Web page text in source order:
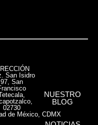
San Isidro
97, San
02730
de México, CDMX
NUESTRO
BLOG